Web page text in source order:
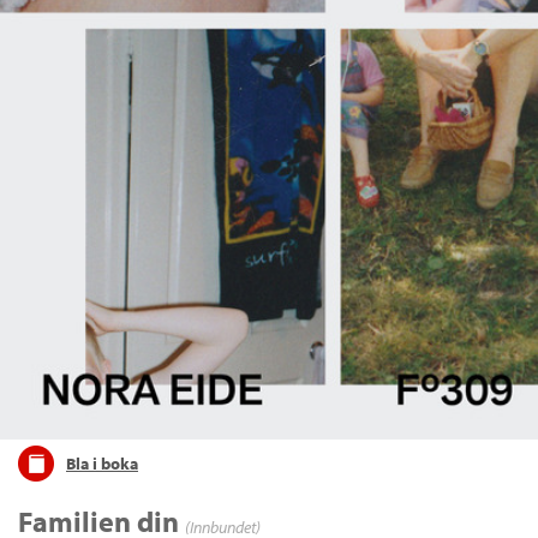
Bla i boka
Familien din (Innbundet)